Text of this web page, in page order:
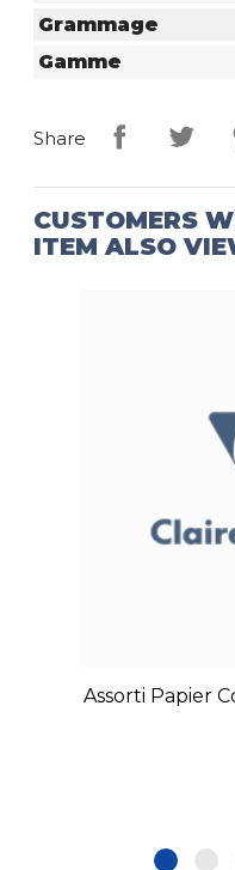
Grammage
Gamme
Share
CUSTOMERS
ITEM ALSO
Assorti Papier